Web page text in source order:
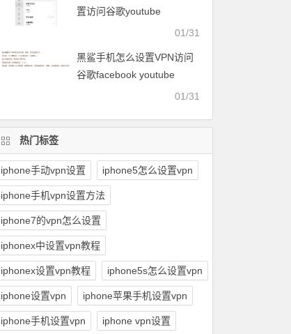
置访问谷歌youtube
01/31
黑鲨手机怎么设置VPN访问
谷歌facebook youtube
01/31
热门标签
iphone手动vpn设置 iphone5怎么设置vpn
iphone手机vpn设置方法
iphone7的vpn怎么设置
iphonex中设置vpn教程
iphonex设置vpn教程 iphone5s怎么设置vpn
iphone设置vpn iphone苹果手机设置vpn
iphone手机设置vpn iphone vpn设置